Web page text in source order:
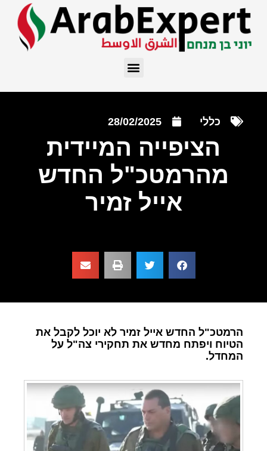
כללי 28/02/2025
הציפייה המיידית
מהרמטכ"ל החדש
אייל זמיר
הרמטכ"ל החדש אייל זמיר לא יוכל לקבל את
הטיוח ויפתח מחדש את תחקירי צה"ל על
המחדל.